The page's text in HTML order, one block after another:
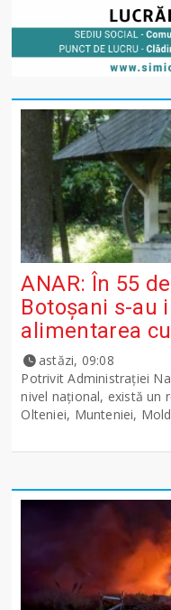
ANAR: În 55
Botoșani s-au
alimentarea
astăzi, 09:08
Potrivit Administraţiei
nivel naţional, există un
Olteniei, Munteniei,